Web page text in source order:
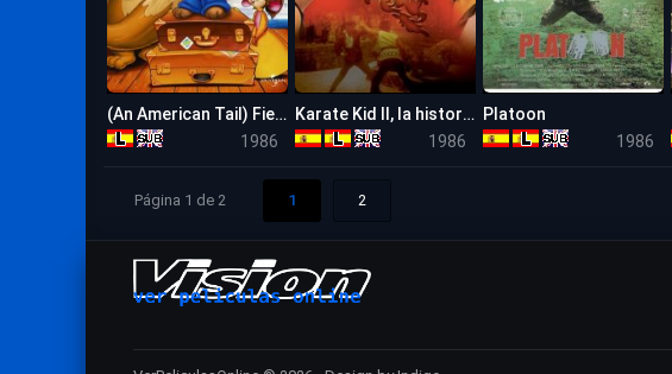
(An American Tail) Fievel y el nuevo mundo
1986
Karate Kid II, la historia continúa
1986
Platoon
1986
Página 1 de 2 1 2